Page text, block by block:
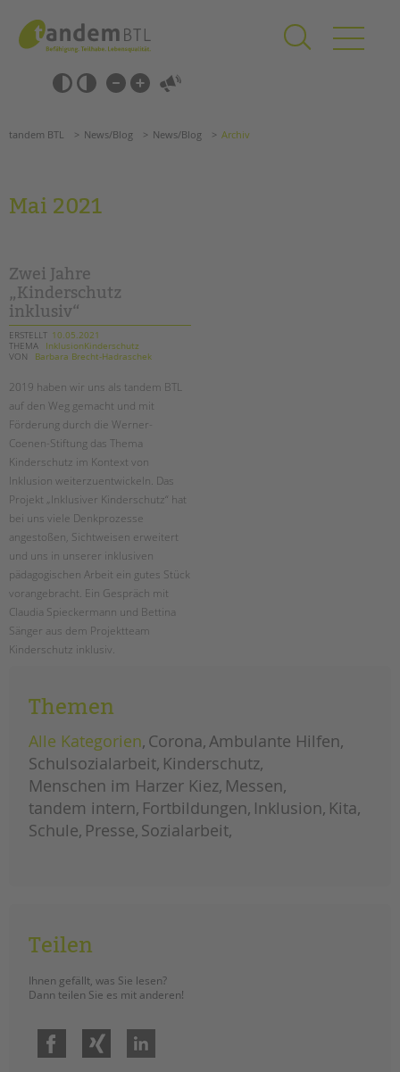
springen
Barrierefrei-
Einstellungen
überspringen
überspringen
Förderzentren
Kollegs
EFöB
Schulbezogene Sozialarbeit
Tagesgruppen
HILFEN ZUR ERZIEHUNG
EINGLIEDERUNGSHILFE
BETREUTES WOHNEN
TANDEM BTL AKADEMIE
Zertfikatskurse
Seminarkalender
Seminarräume
STADTTEILARBEIT
Kinder- und Jugendschutz
Unsere Videos
Gesellschafter VdK
schoolcoach BTL
tandem international
KARRIERE
unkuerzbar
Briefe an Kai
Magazin
Suchen
tandem BTL News/Blog News/Blog Archiv
Mai 2021
Zwei Jahre
„Kinderschutz
inklusiv“
ERSTELLT 10.05.2021
THEMA
InklusionKinderschutz
VON
Barbara Brecht-Hadraschek
2019 haben wir uns als tandem BTL
auf den Weg gemacht und mit
Förderung durch die Werner-
Coenen-Stiftung das Thema
Kinderschutz im Kontext von
Inklusion weiterzuentwickeln. Das
Projekt „Inklusiver Kinderschutz“ hat
bei uns viele Denkprozesse
angestoßen, Sichtweisen erweitert
und uns in unserer inklusiven
pädagogischen Arbeit ein gutes Stück
vorangebracht. Ein Gespräch mit
Claudia Spieckermann und Bettina
Sänger aus dem Projektteam
Kinderschutz inklusiv.
„kinderschutz
inklusiv“
Themen
Alle Kategorien Corona Ambulante Hilfen
Schulsozialarbeit Kinderschutz
Menschen im Harzer Kiez Messen
tandem intern Fortbildungen Inklusion Kita
Schule Presse Sozialarbeit
Teilen
Ihnen gefällt, was Sie lesen?
Dann teilen Sie es mit anderen!
Facebook